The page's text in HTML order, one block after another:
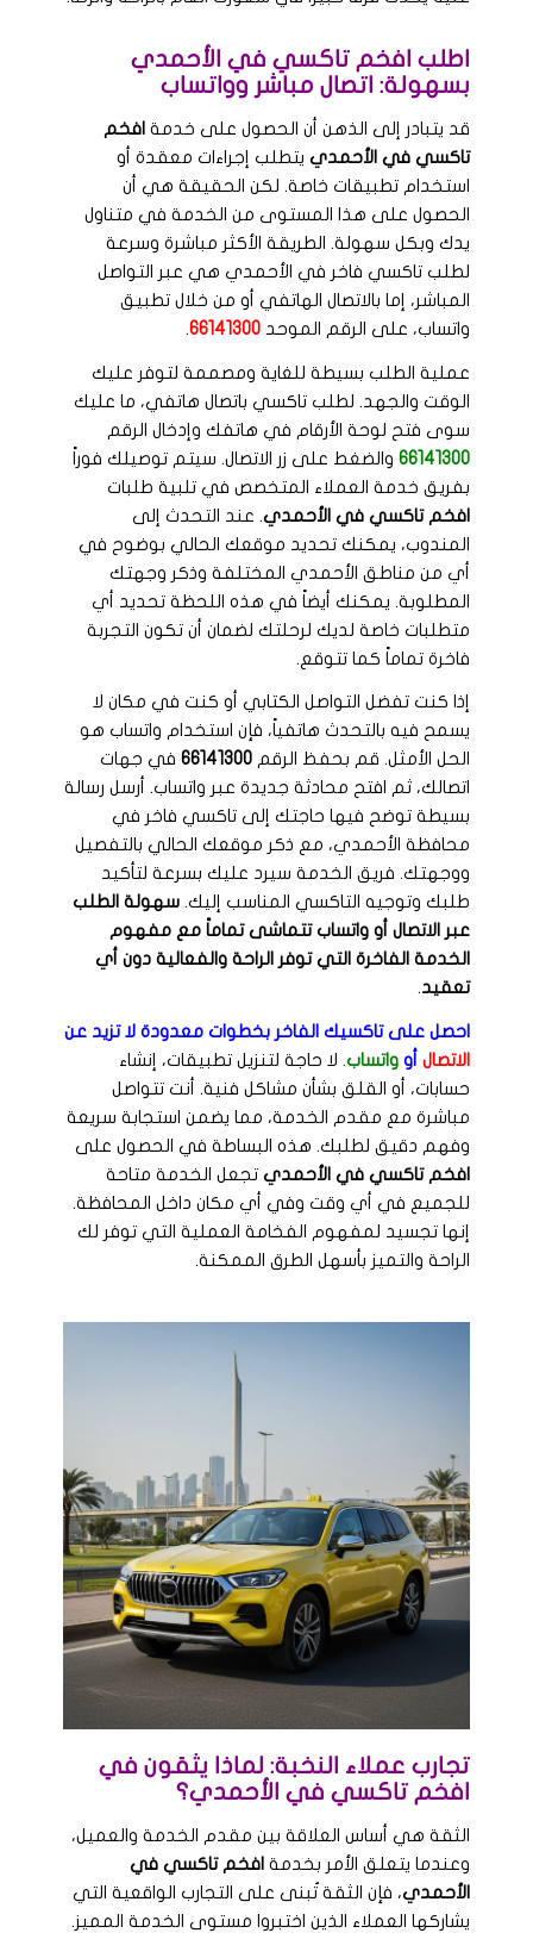
اطلب افخم تاكسي في الأحمدي
بسهولة: اتصال مباشر وواتساب
قد يتبادر إلى الذهن أن الحصول على خدمة افخم
تاكسي في الأحمدييتطلب إجراءات معقدة أو
استخدام تطبيقات خاصة. لكن الحقيقة هي أن
الحصول على هذا المستوى من الخدمة في متناول
يدك وبكل سهولة. الطريقة الأكثر مباشرة وسرعة
لطلب تاكسي فاخر في الأحمدي هي عبر التواصل
المباشر، إما بالاتصال الهاتفي أو من خلال تطبيق
واتساب، على الرقم الموحد 66141300
.
عملية الطلب بسيطة للغاية ومصممة لتوفر عليك
الوقت والجهد. لطلب تاكسي باتصال هاتفي، ما عليك
سوى فتح لوحة الأرقام في هاتفك وإدخال الرقم
66141300والضغط على زر الاتصال. سيتم توصيلك فوراً
بفريق خدمة العملاء المتخصص في تلبية طلبات
افخم تاكسي في الأحمدي. عند التحدث إلى
المندوب، يمكنك تحديد موقعك الحالي بوضوح في
أي من مناطق الأحمدي المختلفة وذكر وجهتك
المطلوبة. يمكنك أيضاً في هذه اللحظة تحديد أي
متطلبات خاصة لديك لرحلتك لضمان أن تكون التجربة
فاخرة تماماً كما تتوقع.
إذا كنت تفضل التواصل الكتابي أو كنت في مكان لا
يسمح فيه بالتحدث هاتفياً، فإن استخدام واتساب هو
الحل الأمثل. قم بحفظ الرقم 66141300في جهات
اتصالك، ثم افتح محادثة جديدة عبر واتساب. أرسل رسالة
بسيطة توضح فيها حاجتك إلى تاكسي فاخر في
محافظة الأحمدي، مع ذكر موقعك الحالي بالتفصيل
ووجهتك. فريق الخدمة سيرد عليك بسرعة لتأكيد
طلبك وتوجيه التاكسي المناسب إليك. سهولة الطلب
عبر الاتصال أو واتساب تتماشى تماماً مع مفهوم
الخدمة الفاخرة التي توفر الراحة والفعالية دون أي
تعقيد.
احصل على تاكسيك الفاخر بخطوات معدودة لا تزيد عن
الاتصالأو واتساب. لا حاجة لتنزيل تطبيقات، إنشاء
حسابات، أو القلق بشأن مشاكل فنية. أنت تتواصل
مباشرة مع مقدم الخدمة، مما يضمن استجابة سريعة
وفهم دقيق لطلبك. هذه البساطة في الحصول على
افخم تاكسي في الأحمديتجعل الخدمة متاحة
للجميع في أي وقت وفي أي مكان داخل المحافظة.
إنها تجسيد لمفهوم الفخامة العملية التي توفر لك
الراحة والتميز بأسهل الطرق الممكنة.
تجارب عملاء النخبة: لماذا يثقون في
افخم تاكسي في الأحمدي؟
الثقة هي أساس العلاقة بين مقدم الخدمة والعميل،
وعندما يتعلق الأمر بخدمة افخم تاكسي في
الأحمدي، فإن الثقة تُبنى على التجارب الواقعية التي
يشاركها العملاء الذين اختبروا مستوى الخدمة المميز.